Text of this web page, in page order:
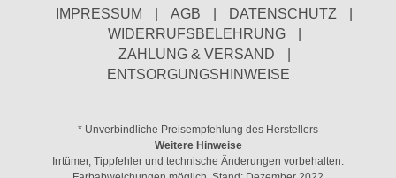
IMPRESSUM AGB DATENSCHUTZ
WIDERRUFSBELEHRUNG
ZAHLUNG & VERSAND
ENTSORGUNGSHINWEISE
* Unverbindliche Preisempfehlung des Herstellers
Weitere Hinweise
Irrtümer, Tippfehler und technische Änderungen vorbehalten.